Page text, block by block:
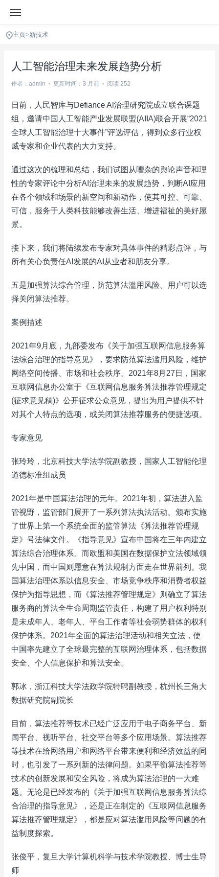
主页>新技术
人工智能治理未来发展趋势分析
作者：admin • 更新时间：3 月前 • 阅读 252
日前，人民智库与Defiance AI治理研究院成立联合课题
组，邀请中国人工智能产业发展联盟(AIIA)联合开展“2021
全球人工智能治理十大事件”评选评估，得到众多行业权
威专家和企业代表的大力支持。
通过这次的梳理和总结，我们试图从嘈杂的舆论声音和理
性的专家评论中分析AI治理未来的发展趋势，判断AI应用
在各个领域和场景的新空间和新动作，使其可控、可靠、
可信，服务于人类科技能够改善生活、增进福祉的美好愿
景。
接下来，我们将陆续发布专家对具体事件的精彩点评，与
所有关心负责任AI发展的AI从业者和朋友分享。
五是加强算法综合管理，防范算法滥用风险。用户可以选
择关闭算法推荐。
案例描述
2021年9月底，九部委发布《关于加强互联网信息服务算
法综合治理的指导意见》，要求防范算法滥用风险，维护
网络空间传播、市场和社会秩序。2021年8月27日，国家
互联网信息办公室于《互联网信息服务算法推荐管理规定
(征求意见稿)》公开征求公众意见，提出为用户提供不针
对其个人特点的选项，或关闭算法推荐服务的便捷选项。
专家意见
张玲玲，北京科技大学法学院副教授，国家人工智能伦理
道德标准组成员
2021年是中国算法治理的元年。2021年初，算法进入监
管视野，监管部门展开了一系列算法执法活动。颁布实施
了世界上第一个系统全面的监管算法《算法推荐管理规
定》号法律文件。《指导意见》宣布中国将在三年内建立
算法综合治理体系。而欧盟和美国在数据保护立法领域领
先中国，而中国则愿意在算法规制方面走在世界前列。我
国算法治理体系以信息安全、市场竞争秩序和消费者权益
保护为指导思想，而《算法推荐管理规定》则确立了算法
服务商的算法全生命周期监管责任，构建了用户权利特别
是未成年人、老年人、平台工作者等社会弱势群体的权利
保护体系。2021年全面的算法治理活动和相关立法，使
中国率先建立了全球最完整的互联网治理体系，包括数据
安全、个人信息保护和算法安全。
郭冰，浙江科技大学法政学院特聘副教授，杭州长三角大
数据研究院副院长
目前，算法推荐等技术已经广泛应用于电子商务平台、新
闻平台、视听平台、社交平台等多个应用场景。算法推荐
等技术在给网络用户和网络平台带来便利和经济效益的同
时，也引发了一系列新的法律问题。如果平衡算法推荐等
技术的创新发展和安全风险，将成为算法治理的一大难
题。无论是已经发布的《关于加强互联网信息服务算法综
合治理的指导意见》，还是正在制定的《互联网信息服务
算法推荐管理规定》，都是应对算法滥用风险等问题的有
益制度探索。
张俊平，复旦大学计算机科学与技术学院教授、博士生导
师